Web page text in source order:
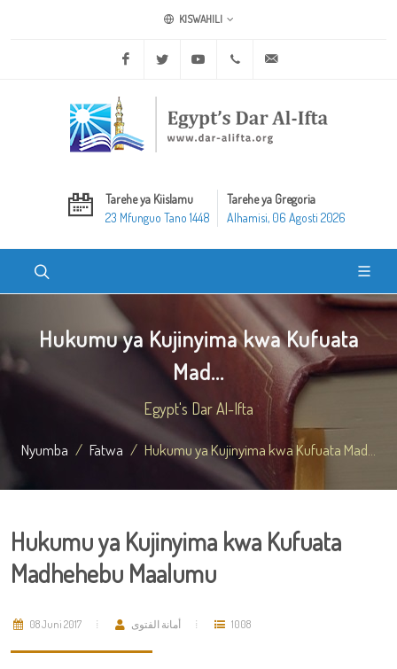
KISWAHILI
Facebook Twitter Youtube +20 2 25970400
Tarehe ya Kiislamu
23 Mfunguo Tano 1448
Tarehe ya Gregoria
Alhamisi, 06 Agosti 2026
Hukumu ya Kujinyima kwa Kufuata
Mad...
Egypt's Dar Al-Ifta
Nyumba Fatwa Hukumu ya Kujinyima kwa Kufuata Mad...
Hukumu ya Kujinyima kwa Kufuata
Madhehebu Maalumu
08 Juni 2017 أمانة الفتوى 1008